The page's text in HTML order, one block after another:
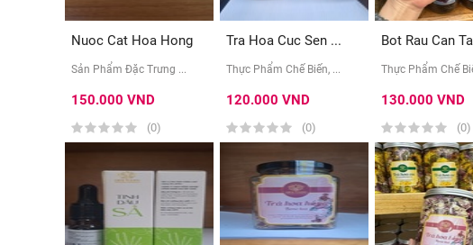
Nuoc Cat Hoa Hong
Sản Phẩm Đặc Trưng ...
150.000 VND
(0)
Tra Hoa Cuc Sen ...
Thực Phẩm Chế Biến, ...
120.000 VND
(0)
Bot Rau Can
Thực Phẩm Chế
130.000 VND
(0)